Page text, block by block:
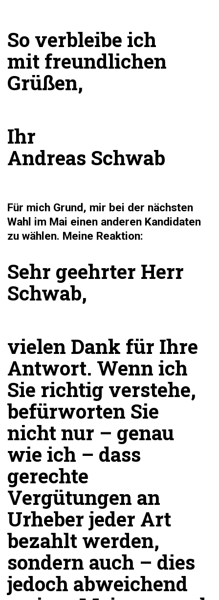
So verbleibe ich
mit freundlichen
Grüßen,
Ihr
Andreas Schwab
Für mich Grund, mir bei der nächsten
Wahl im Mai einen anderen Kandidaten
zu wählen. Meine Reaktion:
Sehr geehrter Herr
Schwab,
vielen Dank für Ihre
Antwort. Wenn ich
Sie richtig verstehe,
befürworten Sie
nicht nur – genau
wie ich – dass
gerechte
Vergütungen an
Urheber jeder Art
bezahlt werden,
sondern auch – dies
jedoch abweichend